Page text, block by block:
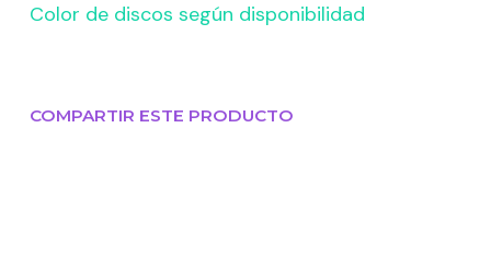
Color de discos según disponibilidad
COMPARTIR ESTE PRODUCTO